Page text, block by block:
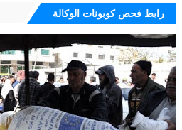
رابط فحص كوبونات الوكالة